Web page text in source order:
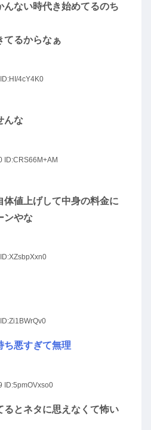
んない時代き始めてるのち
てるからなぁ
ID:HI/4cY4K0
んな
ID:CRS66M+AM
体値上げして中身の料金に
ンやな
ID:XZsbpXxn0
ID:Zi1BWrQv0
ち悪すぎて無理
ID:5pmOVxso0
るとネタに思えなくて怖い